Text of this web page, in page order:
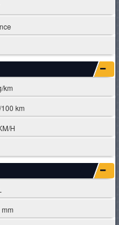
km
km
H